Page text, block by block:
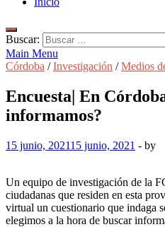
Buscar:
Main Menu
Córdoba /Investigación /Medios
Encuesta| En
informamos?
15 junio, 202115 junio, 2021 - by
Un equipo de investigación de la
ciudadanas que residen en esta
virtual un cuestionario que indaga
elegimos a la hora de buscar